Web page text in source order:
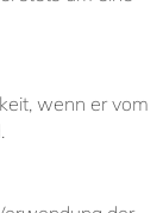
wenn er vom